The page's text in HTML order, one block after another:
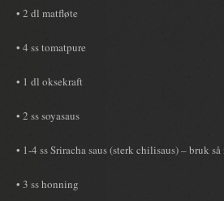
• 2 dl matfløte
• 4 ss tomatpure
• 1 dl oksekraft
• 2 ss soyasaus
• 1-4 ss Sriracha saus (sterk chilisaus) – bruk
• 3 ss honning